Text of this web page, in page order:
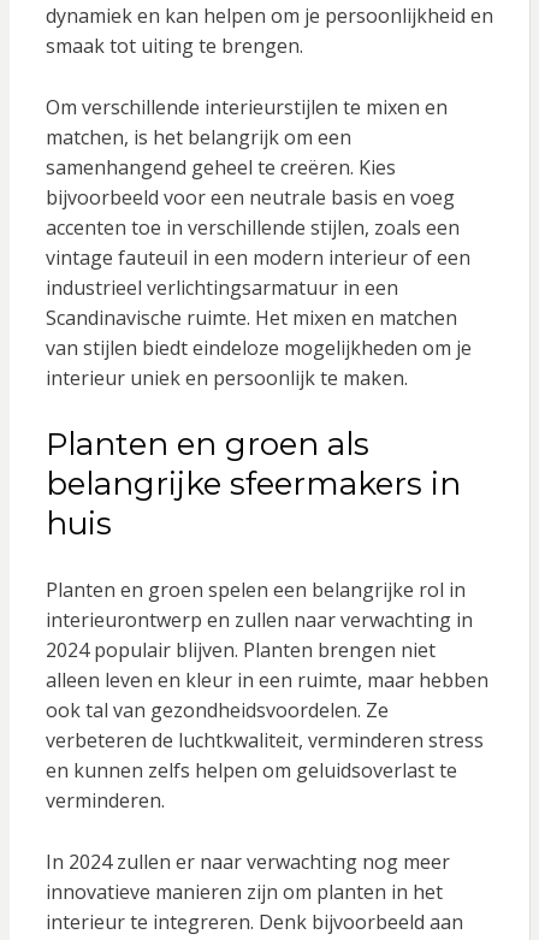
dynamiek en kan helpen om je persoonlijkheid en
smaak tot uiting te brengen.
Om verschillende interieurstijlen te mixen en
matchen, is het belangrijk om een
samenhangend geheel te creëren. Kies
bijvoorbeeld voor een neutrale basis en voeg
accenten toe in verschillende stijlen, zoals een
vintage fauteuil in een modern interieur of een
industrieel verlichtingsarmatuur in een
Scandinavische ruimte. Het mixen en matchen
van stijlen biedt eindeloze mogelijkheden om je
interieur uniek en persoonlijk te maken.
Planten en groen als
belangrijke sfeermakers in
huis
Planten en groen spelen een belangrijke rol in
interieurontwerp en zullen naar verwachting in
2024 populair blijven. Planten brengen niet
alleen leven en kleur in een ruimte, maar hebben
ook tal van gezondheidsvoordelen. Ze
verbeteren de luchtkwaliteit, verminderen stress
en kunnen zelfs helpen om geluidsoverlast te
verminderen.
In 2024 zullen er naar verwachting nog meer
innovatieve manieren zijn om planten in het
interieur te integreren. Denk bijvoorbeeld aan